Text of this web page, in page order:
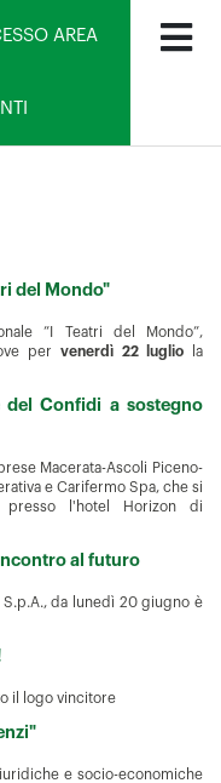
AREA
del Mondo"
”I Teatri del Mondo”,
per venerdì 22 luglio la
Confidi a sostegno
Macerata-Ascoli Piceno-
e Carifermo Spa, che si
l'hotel Horizon di
al futuro
S.p.A., da lunedì 20 giugno è
il logo vincitore
e socio-economiche